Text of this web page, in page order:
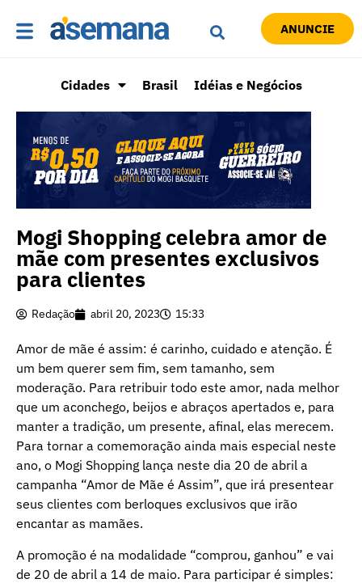
ANUNCIE
Cidades Brasil Idéias e Negócios
Mogi Shopping celebra amor de
mãe com presentes exclusivos
para clientes
Redação abril 20, 2023 15:33
Amor de mãe é assim: é carinho, cuidado e atenção. É
um bem querer sem fim, sem tamanho, sem
moderação. Para retribuir todo este amor, nada melhor
que um aconchego, beijos e abraços apertados e, para
manter a tradição, um presente, afinal, elas merecem.
Para tornar a comemoração ainda mais especial neste
ano, o Mogi Shopping lança neste dia 20 de abril a
campanha “Amor de Mãe é Assim”, que irá presentear
seus clientes com berloques exclusivos que irão
encantar as mamães.
A promoção é na modalidade “comprou, ganhou” e vai
de 20 de abril a 14 de maio. Para participar é simples: